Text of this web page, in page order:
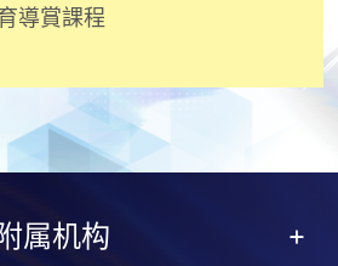
授課程。
妥有關「通知」，並親往報名中
，遞交「通知」及繳交所需費用。
程資料，或聯絡有關課程負責
導賞課程
属机构